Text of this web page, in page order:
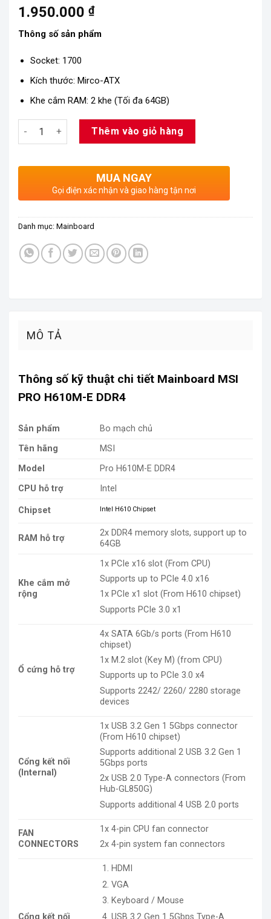
1.950.000 ₫
Thông số sản phẩm
Socket: 1700
Kích thước: Mirco-ATX
Khe cắm RAM: 2 khe (Tối đa 64GB)
Số lượng Thêm vào giỏ hàng
MUA NGAY
Gọi điện xác nhận và giao hàng tận nơi
Danh mục: Mainboard
MÔ TẢ
Thông số kỹ thuật chi tiết Mainboard MSI
PRO H610M-E DDR4
Sản phẩm
Bo mạch chủ
Tên hãng
MSI
Model
Pro H610M-E DDR4
CPU hỗ trợ
Intel
Chipset Intel H610 Chipset
RAM hỗ trợ
2x DDR4 memory slots, support up to
64GB
Khe cắm mở
rộng
1x PCIe x16 slot (From CPU)
Supports up to PCIe 4.0 x16
1x PCIe x1 slot (From H610 chipset)
Supports PCIe 3.0 x1
Ổ cứng hỗ trợ
4x SATA 6Gb/s ports (From H610
chipset)
1x M.2 slot (Key M) (from CPU)
Supports up to PCIe 3.0 x4
Supports 2242/ 2260/ 2280 storage
devices
Cổng kết nối
(Internal)
1x USB 3.2 Gen 1 5Gbps connector
(From H610 chipset)
Supports additional 2 USB 3.2 Gen 1
5Gbps ports
2x USB 2.0 Type-A connectors (From
Hub-GL850G)
Supports additional 4 USB 2.0 ports
FAN
CONNECTORS
1x 4-pin CPU fan connector
2x 4-pin system fan connectors
Cổng kết nối
HDMI
VGA
Keyboard / Mouse
USB 3.2 Gen 1 5Gbps Type-A